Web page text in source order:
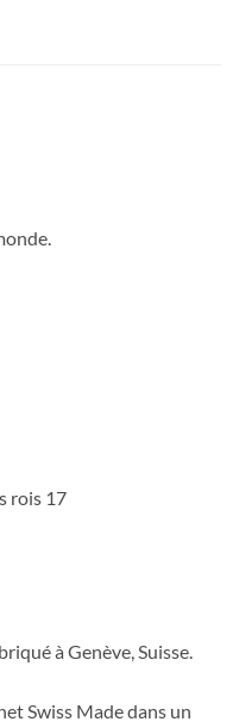
rois 17
à Genève, Suisse.
Swiss Made dans un